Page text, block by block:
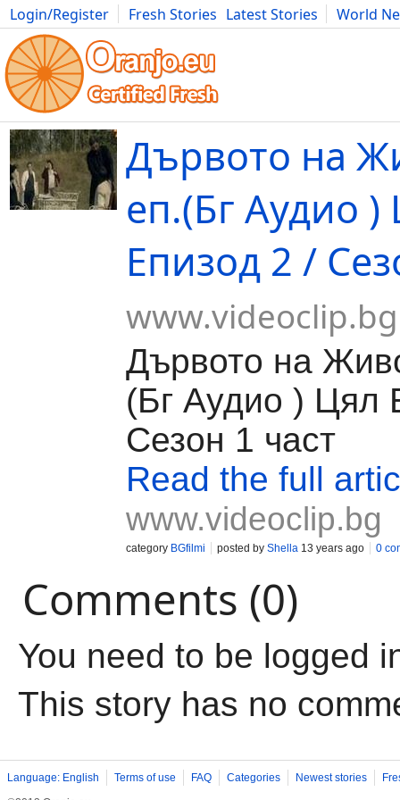
Login/Register Fresh Stories Latest Stories
World
Movies Anime Music Art Cars Advice Science
Дървото на
еп.(Бг Аудио )
Епизод 2 /
www.videoclip.bg
Дървото на
(Бг Аудио ) Цял
Сезон 1 част
Read the full
www.videoclip.bg
category BGfilmi posted by Shella 13 years ago 0
Comments (0)
You need to be logged
This story has no
Language: English Terms of use FAQ Categories Newest stories